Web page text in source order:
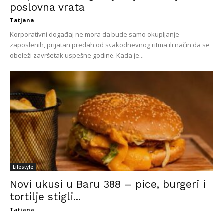
poslovna vrata
Tatjana
Korporativni događaj ne mora da bude samo okupljanje
zaposlenih, prijatan predah od svakodnevnog ritma ili način da se
obeleži završetak uspešne godine. Kada je...
Lifestyle
Novi ukusi u Baru 388 – pice, burgeri i
tortilje stigli...
Tatjana